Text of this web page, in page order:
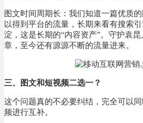
图文时间周期长：我们知道一篇优质
以得到平台的流量，长期来看有搜索
淀，这是长期的“内容资产”。守护袁
章，至今还有源源不断的流量进来。
三、 图文和短视频二选一？
这个问题真的不必要纠结，完全可以
频进行互补。